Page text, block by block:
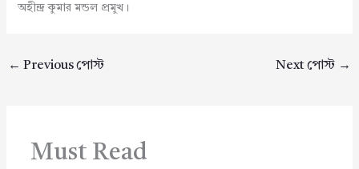
অহীন্দ্র কুমার মন্ডল প্রমুখ।
← Previous পোস্ট Next পোস্ট →
Must Read